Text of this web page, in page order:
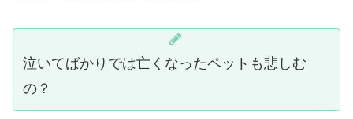
泣いてばかりでは亡くなったペットも悲しむ
の？